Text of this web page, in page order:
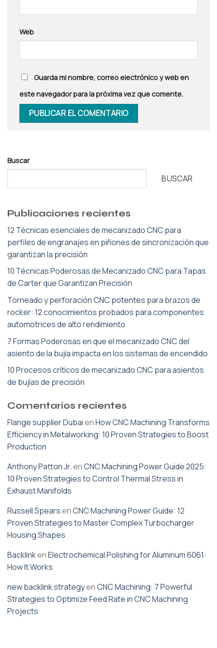
Web
Guarda mi nombre, correo electrónico y web en
este navegador para la próxima vez que comente.
Buscar
BUSCAR
Publicaciones recientes
12 Técnicas esenciales de mecanizado CNC para
perfiles de engranajes en piñones de sincronización que
garantizan la precisión
10 Técnicas Poderosas de Mecanizado CNC para Tapas
de Carter que Garantizan Precisión
Torneado y perforación CNC potentes para brazos de
rocker: 12 conocimientos probados para componentes
automotrices de alto rendimiento
7 Formas Poderosas en que el mecanizado CNC del
asiento de la bujía impacta en los sistemas de encendido
10 Procesos críticos de mecanizado CNC para asientos
de bujías de precisión
Comentarios recientes
Flange supplier DubaienHow CNC Machining Transforms
Efficiency in Metalworking: 10 Proven Strategies to Boost
Production
Anthony Patton Jr.enCNC Machining Power Guide 2025:
10 Proven Strategies to Control Thermal Stress in
Exhaust Manifolds
Russell SpearsenCNC Machining Power Guide: 12
Proven Strategies to Master Complex Turbocharger
Housing Shapes
BacklinkenElectrochemical Polishing for Aluminum 6061:
How It Works
new backlink strategyenCNC Machining: 7 Powerful
Strategies to Optimize Feed Rate in CNC Machining
Projects